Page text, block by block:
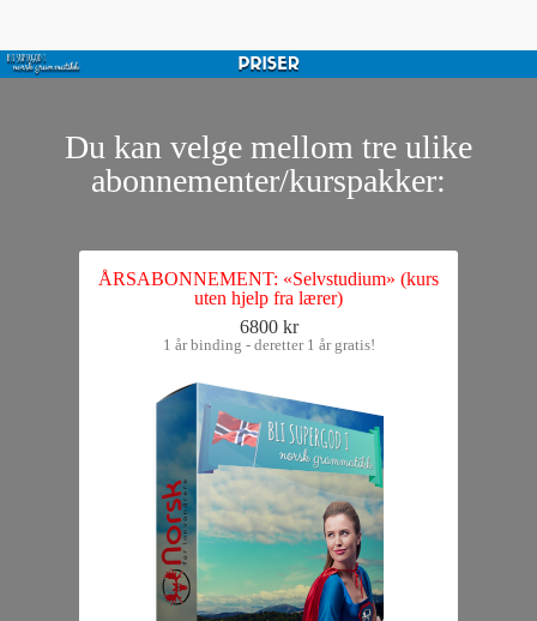
Du kan velge mellom tre ulike
abonnementer/kurspakker:
ÅRSABONNEMENT: «Selvstudium» (kurs
uten hjelp fra lærer)
6800 kr
1 år binding - deretter 1 år gratis!